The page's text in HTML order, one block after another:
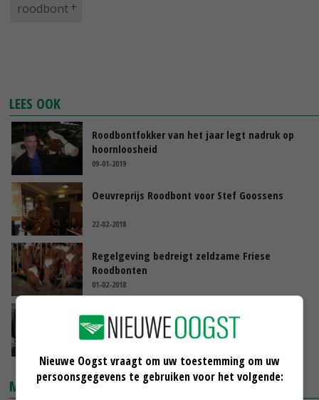
roodbont
LEES OOK
Roodbontfokker van het jaar legt nadruk op
hoornloosheid
09-01-2019
Oeuvreprijs Roodbont voor Stef Goossens
22-02-2018
Regelgeving bedreigt zeldzame Friese
Roodbonten
01-02-2018
Van Wichen Roodbontfokker 2017
MARKTPRIJZEN
Nieuwe Oogst vraagt om uw toestemming om uw
persoonsgegevens te gebruiken voor het volgende: